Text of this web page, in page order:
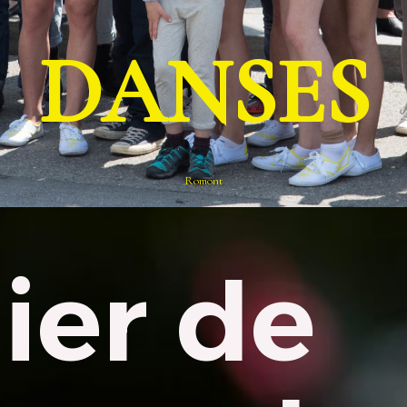
DANSES
Romont
de